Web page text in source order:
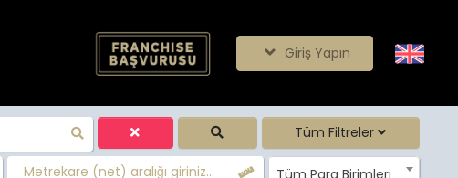
Giriş Yapın
Tüm Filtreler
Metrekare (net) aralığı giriniz...